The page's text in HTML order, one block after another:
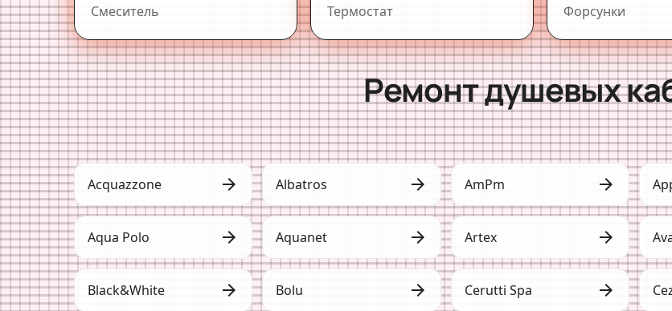
Смеситель Термостат Форсунки
Ремонт душевых
Acquazzone arrow_forward Albatros arrow_forward AmPm arrow_forward
Aqua Polo arrow_forward Aquanet arrow_forward Artex arrow_forward
Black&White arrow_forward Bolu arrow_forward Cerutti Spa arrow_forward